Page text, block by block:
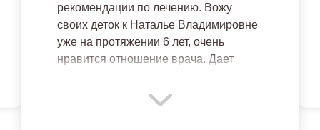
рекомендации по лечению. Вожу
своих деток к Наталье Владимировне
уже на протяжении 6 лет, очень
нравится отношение врача. Дает
перечень лекарств в случае болезни,
делится рекомендациями по